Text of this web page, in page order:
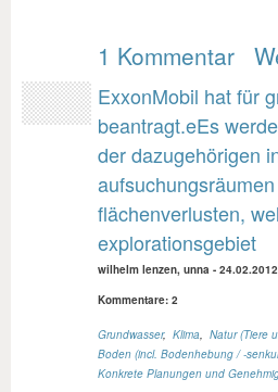
1 Kommentar
ExxonMobil hat für
beantragt.eEs
der dazugehörigen
flächenverlusten,
explorationsgebiet
wilhelm lenzen, unna -
Kommentare: 2
Grundwasser, Klima, Natur (Tiere
Boden (incl. Bodenhebung / -
Konkrete Planungen und